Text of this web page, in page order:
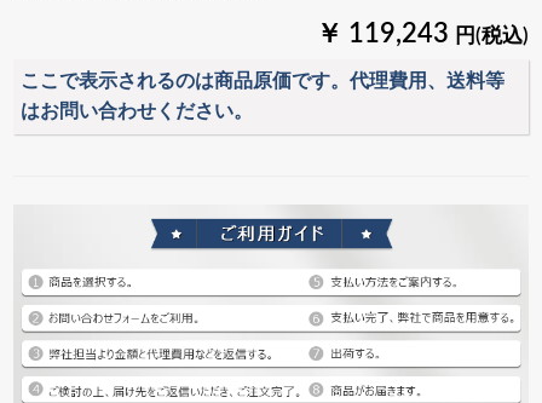
￥ 119,243 円(税込)
ここで表示されるのは商品原価です。代理費用、送料等
はお問い合わせください。